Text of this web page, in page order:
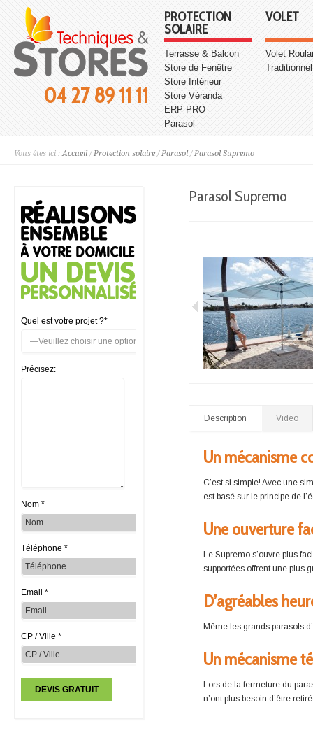
04 27 89 11 11
PROTECTION
SOLAIRE
Terrasse & Balcon
Store de Fenêtre
Store Intérieur
Store Véranda
ERP PRO
Parasol
VOLET
Volet
Traditionnel
Vous êtes ici :Accueil /Protection solaire /Parasol /Parasol Supremo
Parasol Supremo
Description Vidéo
Un mécanisme
C’est si simple! Avec une
est basé sur le principe de
Une ouverture
Le Supremo s’ouvre plus
supportées offrent une plus
D’agréables
Même les grands parasols
Un mécanisme
Lors de la fermeture du
n’ont plus besoin d’être
Quel est votre projet ?*
Précisez:
Nom *
Téléphone *
Email *
CP / Ville *